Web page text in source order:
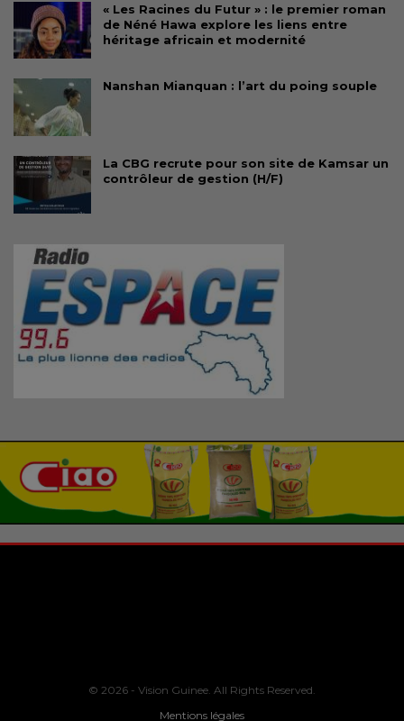
« Les Racines du Futur » : le premier roman
de Néné Hawa explore les liens entre
héritage africain et modernité
Nanshan Mianquan : l’art du poing souple
La CBG recrute pour son site de Kamsar un
contrôleur de gestion (H/F)
© 2026 - Vision Guinee. All Rights Reserved.
Mentions légales